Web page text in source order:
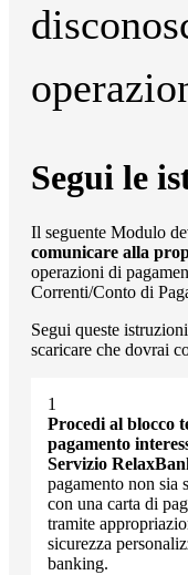
Segui le
Il seguente Modulo
comunicare alla
operazioni di
Correnti/Conto di
Segui queste
scaricare che dovrai
Procedi al blocco
pagamento
Servizio
pagamento non sia
con una carta di
tramite
sicurezza
banking.